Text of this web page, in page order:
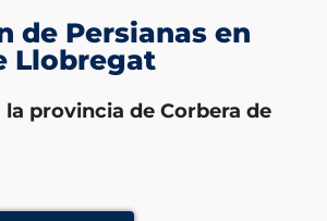
de Persianas en
Llobregat
provincia de Corbera de